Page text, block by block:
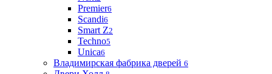
Premier6
Scandi6
Smart Z2
Techno5
Unica6
Владимирская фабрика дверей 6